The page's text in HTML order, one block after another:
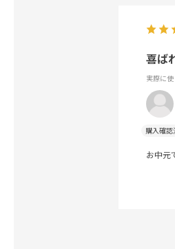
喜ば
実際に
購入確認
お中元